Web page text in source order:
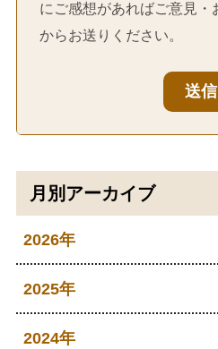
にご感想があればご意見・
からお送りください。
送信
月別アーカイブ
2026年
2026年07月
2025年
2025年12月
2024年